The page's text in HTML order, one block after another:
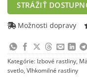
to
join
waitlist
for
this
product
STRÁŽIŤ
Možnosti dopravy
Kategórie: Izbové rastliny,
svetlo, Vlhkomilné rastliny